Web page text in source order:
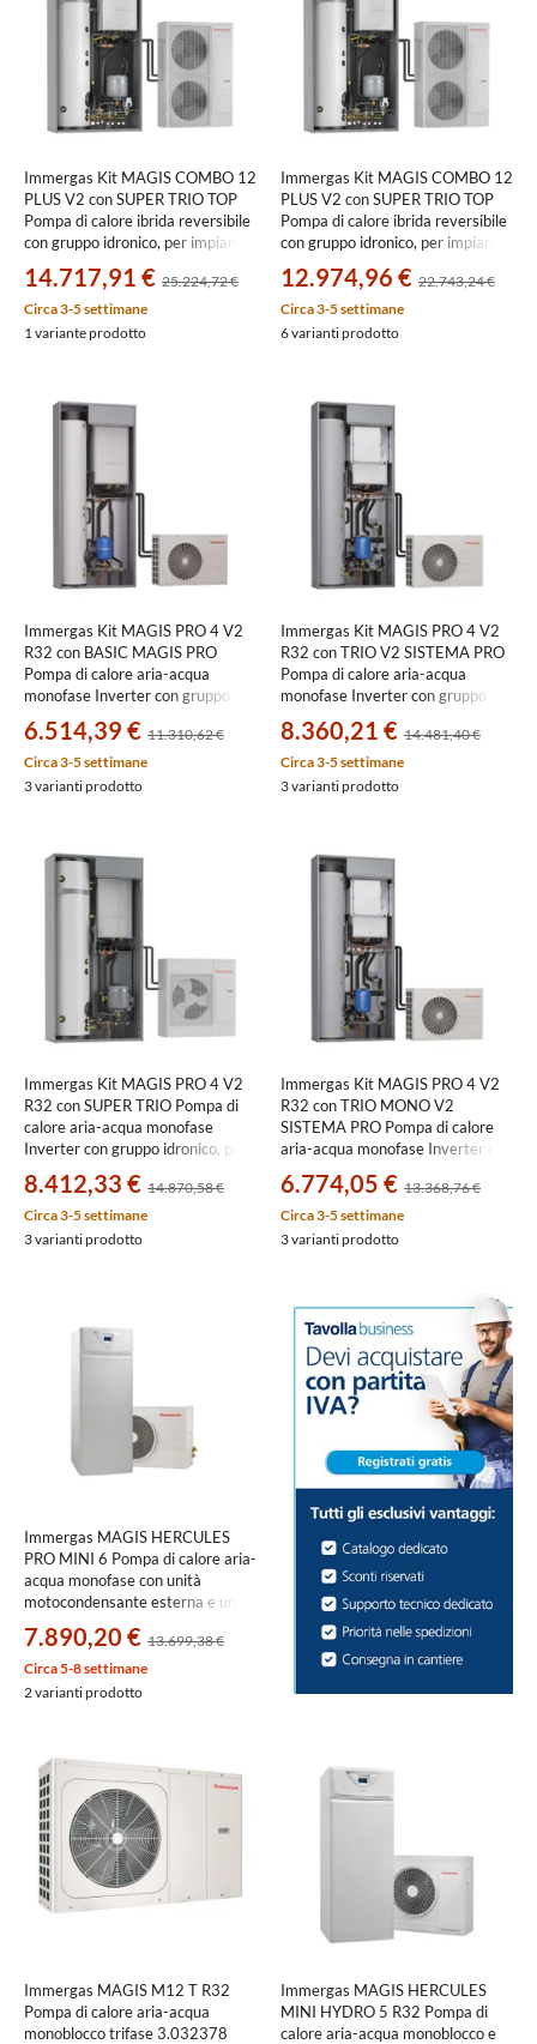
Immergas Kit MAGIS COMBO 12
PLUS V2 con SUPER TRIO TOP
Pompa di calore ibrida reversibile
con gruppo idronico, per impianti
3.030822+3.031192+3.031699+3.030393
14.717,91 € 25.224,72 €
Circa 3-5 settimane
1 variante prodotto
Immergas Kit MAGIS COMBO 12
PLUS V2 con SUPER TRIO TOP
Pompa di calore ibrida reversibile
con gruppo idronico, per impianti
3.030822+3.031192+3.031699
12.974,96 € 22.743,24 €
Circa 3-5 settimane
6 varianti prodotto
Immergas Kit MAGIS PRO 4 V2
R32 con BASIC MAGIS PRO
Pompa di calore aria-acqua
monofase Inverter con gruppo
3.030606+3.029721
6.514,39 € 11.310,62 €
Circa 3-5 settimane
3 varianti prodotto
Immergas Kit MAGIS PRO 4 V2
R32 con TRIO V2 SISTEMA PRO
Pompa di calore aria-acqua
monofase Inverter con gruppo
3.030606+3.027830+3.026303
8.360,21 € 14.481,40 €
Circa 3-5 settimane
3 varianti prodotto
Immergas Kit MAGIS PRO 4 V2
R32 con SUPER TRIO Pompa di
calore aria-acqua monofase
Inverter con gruppo idronico, per
3.030606+3.030395
8.412,33 € 14.870,58 €
Circa 3-5 settimane
3 varianti prodotto
Immergas Kit MAGIS PRO 4 V2
R32 con TRIO MONO V2
SISTEMA PRO Pompa di calore
aria-acqua monofase Inverter con
monozona
3.030606+3.027831+3.026303
6.774,05 € 13.368,76 €
Circa 3-5 settimane
3 varianti prodotto
Immergas MAGIS HERCULES
PRO MINI 6 Pompa di calore aria-
acqua monofase con unità
motocondensante esterna e unità
accumulo ACS da 180 litri
3.034093
7.890,20 € 13.699,38 €
Circa 5-8 settimane
2 varianti prodotto
Immergas MAGIS M12 T R32
Pompa di calore aria-acqua
monoblocco trifase 3.032378
Immergas MAGIS HERCULES
MINI HYDRO 5 R32 Pompa di
calore aria-acqua monoblocco e